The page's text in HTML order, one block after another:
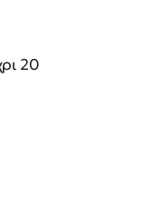
20